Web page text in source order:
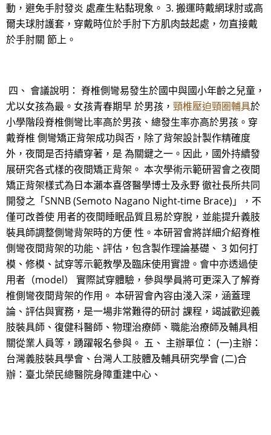
動，避免手肘發炎 處產生粘黏現象。 3. 搬運時戴網球肘或高
爾夫球肘護套，穿戴時位於手肘下方肌肉鼓起處，勿直接戴
於手肘關 節上。
四、 會議說明： 脊椎側彎易發生於國中與國小年齡之兒童，
尤以女孩為最。女孩青春期早 於男孩， 頸椎壓迫頸圈輔具於
小學階段脊椎側彎比率高於男孩、總發生率亦高於男孩。穿
戴脊椎 側彎矯正背架成功與否，除了背架設計製作精確度
外，夜間是否持續穿著，是 為關鍵之一。因此，國外持續發
展研究各式樣的夜間矯正背架。 本次學術示範研習會之夜間
矯正背架樣式為日本瀨本喜啓醫學博士及永野 徹社長所共同
開發之「SNNB (Semoto Nagano Night-time Brace)」，不
僅可改善使 用者的夜間睡眠品質且易於穿脫，並能提升義肢
裝具師調整側彎背架時的方便 性。本研習會將詳細介紹脊椎
側彎夜間背架的功能、評估，包含製作理論基礎、 3 如何打
模、修模、試穿等示範教學及臨床使用實證。會中亦透過使
用者（model） 實際試穿體驗，參與學員將可更深入了解脊
椎側彎夜間背架的作用。 本研習會內容由淺入深，涵蓋理
論、評估與實務，是一場非常難得的研討 課程，竭誠歡迎義
肢裝具師、復健科醫師、物理治療師、職能治療師及輔具相
關從業人員等，踴躍報名參與。 五、 主辦單位： (一)主辦：
台灣義肢裝具學會、台灣人工肢體及輔具研究學會 (二)合
辦：臺北榮民總醫院身障重建中心、